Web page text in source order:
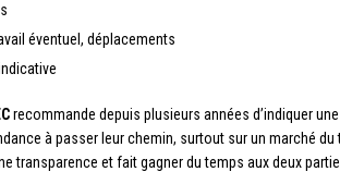
éventuel, déplacements
recommande depuis plusieurs années d’indiquer
à passer leur chemin, surtout sur un marché
transparence et fait gagner du temps aux deux